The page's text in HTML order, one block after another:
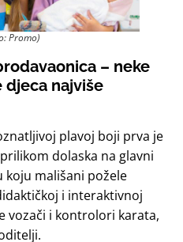
Promo)
– neke
djeca najviše
plavoj boji prva je
dolaska na glavni
koju mališani požele
i interaktivnoj
vozači i kontrolori karata,